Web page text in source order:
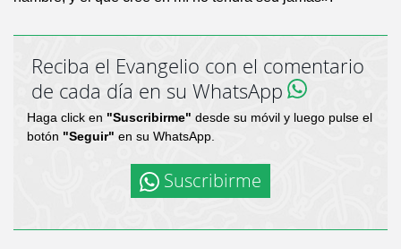
Reciba el Evangelio con el comentario
de cada día en su WhatsApp
Haga click en "Suscribirme" desde su móvil y luego pulse el
botón "Seguir" en su WhatsApp.
Suscribirme